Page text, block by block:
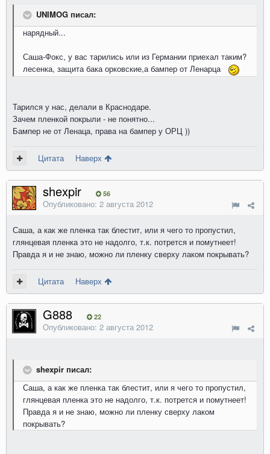
UNIMOG писал:
нарядный...
Саша-Фокс, у вас тарились или из Германии приехал таким?
лесенка, защита бака орковские,а бампер от Ленарца
Тарился у нас, делали в Краснодаре.
Зачем пленкой покрыли - не понятно...
Бампер не от Ленаца, права на бампер у ОРЦ ))
Цитата Наверх
shexpir 56
Опубликовано: 2 августа 2012
Саша, а как же пленка так блестит, или я чего то пропустил,
глянцевая пленка это не надолго, т.к. потрется и помутнеет!
Правда я и не знаю, можно ли пленку сверху лаком покрывать?
Цитата Наверх
G888 22
Опубликовано: 2 августа 2012
shexpir писал:
Саша, а как же пленка так блестит, или я чего то пропустил,
глянцевая пленка это не надолго, т.к. потрется и помутнеет!
Правда я и не знаю, можно ли пленку сверху лаком
покрывать?